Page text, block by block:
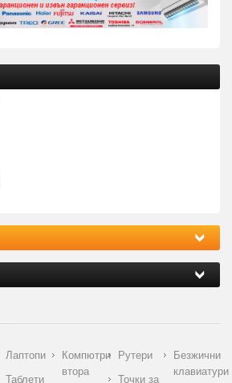
Лаптопи
Таблети
Компютри
втора
Рутери
Точки за
Безжични
клавиатури